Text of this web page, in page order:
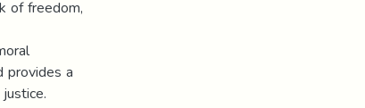
of freedom,
provides a